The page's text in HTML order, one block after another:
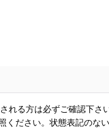
れる方は必ずご確認下
ください。状態表記のな